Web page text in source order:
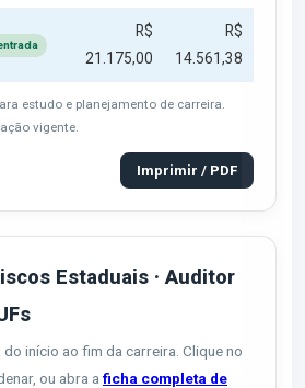
R$
21.175,00
R$
14.561,38
estudo e planejamento de carreira.
vigente.
Imprimir / PDF
Estaduais · Auditor
início ao fim da carreira. Clique no
ou abra a ficha completa de